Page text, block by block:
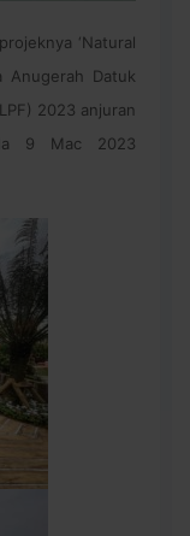
‘Natural
Anugerah Datuk
2023 anjuran
9 Mac 2023